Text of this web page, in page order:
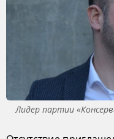
Лидер партии